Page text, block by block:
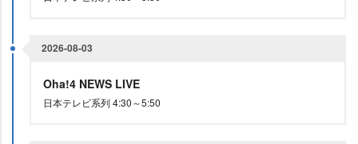
2026-08-03
Oha!4 NEWS LIVE
日本テレビ系列 4:30～5:50